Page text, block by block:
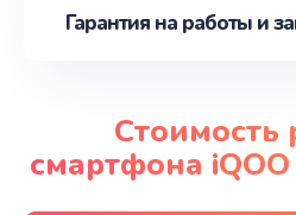
Гарантия на работы и
Стоимость
смартфона